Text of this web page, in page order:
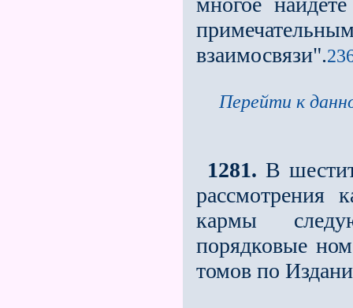
взаимосвязи".
Перейти к
1281. В
рассмотрения
кармы
порядковые
томов по